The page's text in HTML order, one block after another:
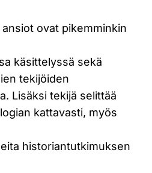
ovat pikemminkin
käsittelyssä sekä
tekijöiden
Lisäksi tekijä selittää
kattavasti, myös
historiantutkimuksen